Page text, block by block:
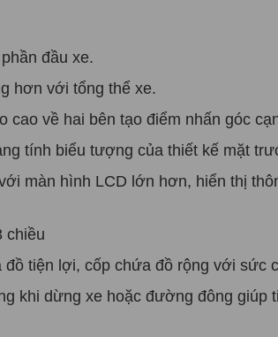
đầu xe.
hơn với tổng thể xe.
về hai bên tạo điểm nhấn góc
tính biểu tượng của thiết kế mặt
màn hình LCD lớn hơn, hiển thị
chiều
tiện lợi, cốp chứa đồ rộng với sức
khi dừng xe hoặc đường đông giúp